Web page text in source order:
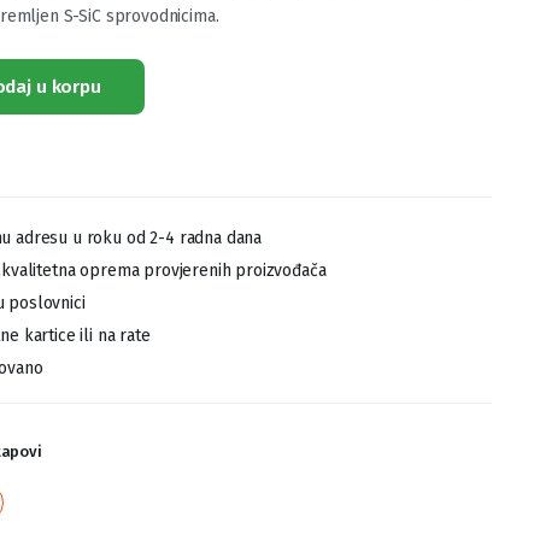
S-SiC sprovodnicima.
u korpu
adresu u roku od 2-4 radna dana
oprema provjerenih proizvođača
poslovnici
kartice ili na rate